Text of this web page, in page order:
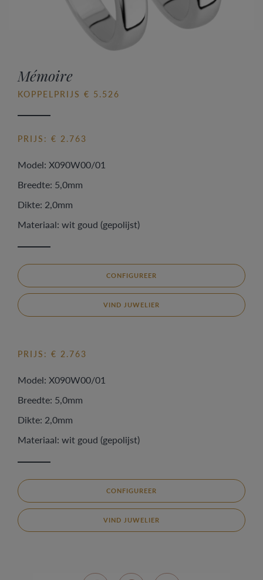
Mémoire
KOPPELPRIJS € 5.526
PRIJS: € 2.763
Model: X090W00/01
Breedte: 5,0mm
Dikte: 2,0mm
Materiaal: wit goud (gepolijst)
CONFIGUREER
VIND JUWELIER
PRIJS: € 2.763
Model: X090W00/01
Breedte: 5,0mm
Dikte: 2,0mm
Materiaal: wit goud (gepolijst)
CONFIGUREER
VIND JUWELIER